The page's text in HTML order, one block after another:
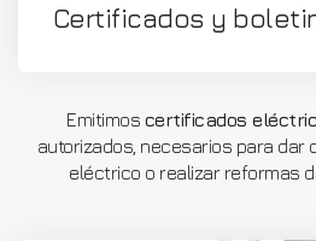
Certificados y
Emitimos certificados
autorizados, necesarios para dar
eléctrico o realizar reformas